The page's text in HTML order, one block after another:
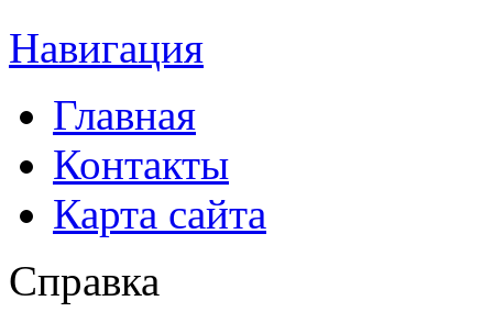
Навигация
Главная
Контакты
Карта сайта
Справка